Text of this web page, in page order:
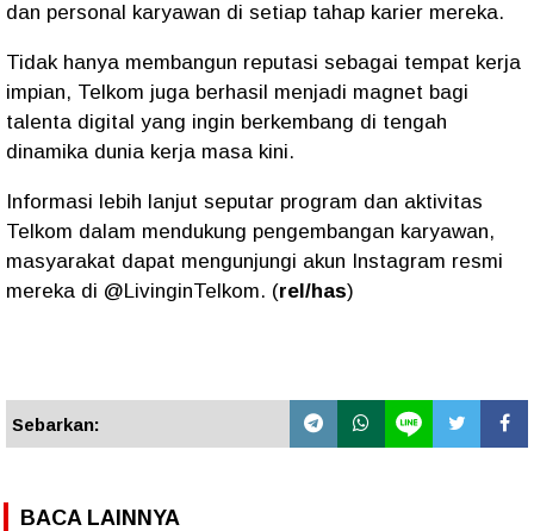
dan personal karyawan di setiap tahap karier mereka.
Tidak hanya membangun reputasi sebagai tempat kerja
impian, Telkom juga berhasil menjadi magnet bagi
talenta digital yang ingin berkembang di tengah
dinamika dunia kerja masa kini.
Informasi lebih lanjut seputar program dan aktivitas
Telkom dalam mendukung pengembangan karyawan,
masyarakat dapat mengunjungi akun Instagram resmi
mereka di @LivinginTelkom. (rel/has)
Sebarkan:
BACA LAINNYA